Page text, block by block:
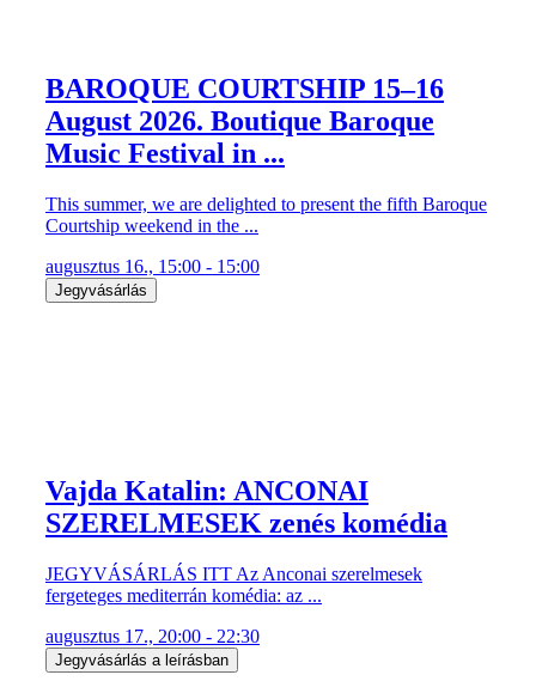
BAROQUE COURTSHIP 15–16
August 2026. Boutique Baroque
Music Festival in ...
This summer, we are delighted to present the fifth Baroque
Courtship weekend in the ...
augusztus 16., 15:00 - 15:00
Jegyvásárlás
Vajda Katalin: ANCONAI
SZERELMESEK zenés komédia
JEGYVÁSÁRLÁS ITT Az Anconai szerelmesek
fergeteges mediterrán komédia: az ...
augusztus 17., 20:00 - 22:30
Jegyvásárlás a leírásban